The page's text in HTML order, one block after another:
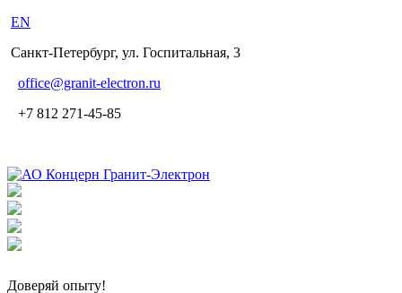
EN
Санкт-Петербург, ул. Госпитальная, 3
office@granit-electron.ru
+7 812 271-45-85
Доверяй опыту!